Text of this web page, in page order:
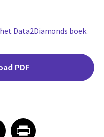
Data2Diamonds boek.
PDF
EmailEmailShare on Print